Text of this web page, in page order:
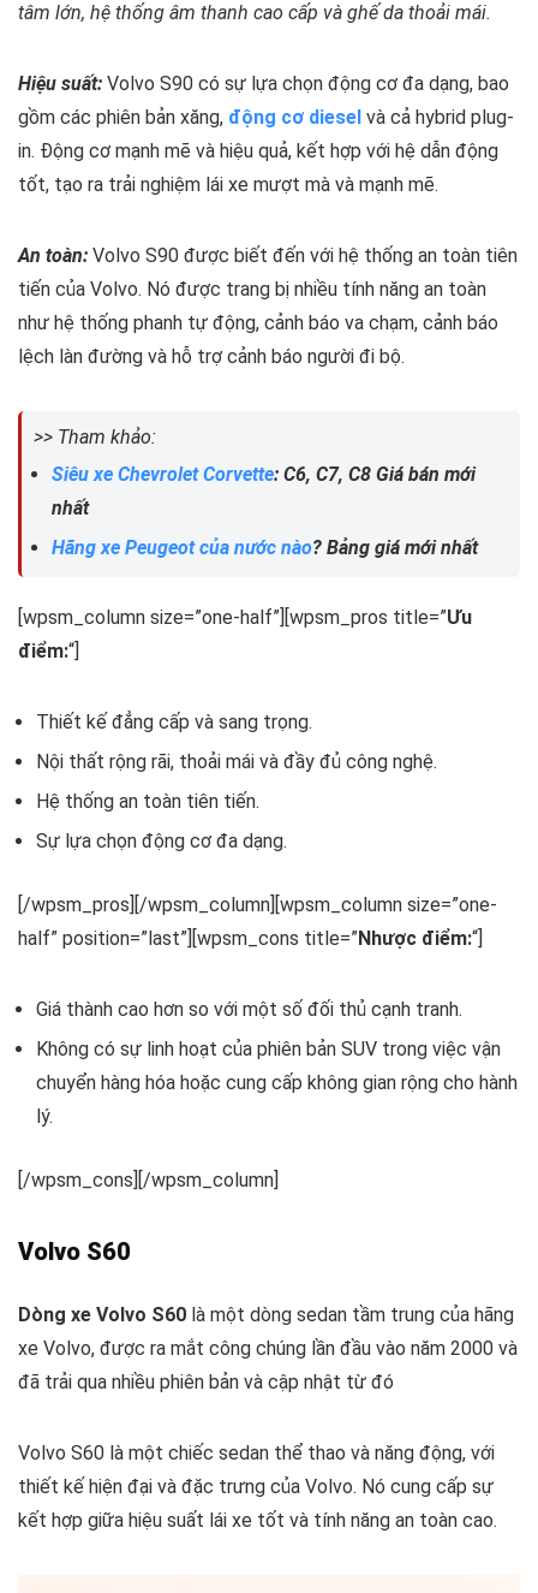
tâm lớn, hệ thống âm thanh cao cấp và ghế da thoải mái.
Hiệu suất: Volvo S90 có sự lựa chọn động cơ đa dạng, bao
gồm các phiên bản xăng, động cơ diesel và cả hybrid plug-
in. Động cơ mạnh mẽ và hiệu quả, kết hợp với hệ dẫn động
tốt, tạo ra trải nghiệm lái xe mượt mà và mạnh mẽ.
An toàn: Volvo S90 được biết đến với hệ thống an toàn tiên
tiến của Volvo. Nó được trang bị nhiều tính năng an toàn
như hệ thống phanh tự động, cảnh báo va chạm, cảnh báo
lệch làn đường và hỗ trợ cảnh báo người đi bộ.
>> Tham khảo:
Siêu xe Chevrolet Corvette: C6, C7, C8 Giá bán mới
nhất
Hãng xe Peugeot của nước nào? Bảng giá mới nhất
[wpsm_column size=”one-half”][wpsm_pros title=”Ưu
điểm:“]
Thiết kế đẳng cấp và sang trọng.
Nội thất rộng rãi, thoải mái và đầy đủ công nghệ.
Hệ thống an toàn tiên tiến.
Sự lựa chọn động cơ đa dạng.
[/wpsm_pros][/wpsm_column][wpsm_column size=”one-
half” position=”last”][wpsm_cons title=”Nhược điểm:“]
Giá thành cao hơn so với một số đối thủ cạnh tranh.
Không có sự linh hoạt của phiên bản SUV trong việc vận
chuyển hàng hóa hoặc cung cấp không gian rộng cho hành
lý.
[/wpsm_cons][/wpsm_column]
Volvo S60
Dòng xe Volvo S60 là một dòng sedan tầm trung của hãng
xe Volvo, được ra mắt công chúng lần đầu vào năm 2000 và
đã trải qua nhiều phiên bản và cập nhật từ đó
Volvo S60 là một chiếc sedan thể thao và năng động, với
thiết kế hiện đại và đặc trưng của Volvo. Nó cung cấp sự
kết hợp giữa hiệu suất lái xe tốt và tính năng an toàn cao.